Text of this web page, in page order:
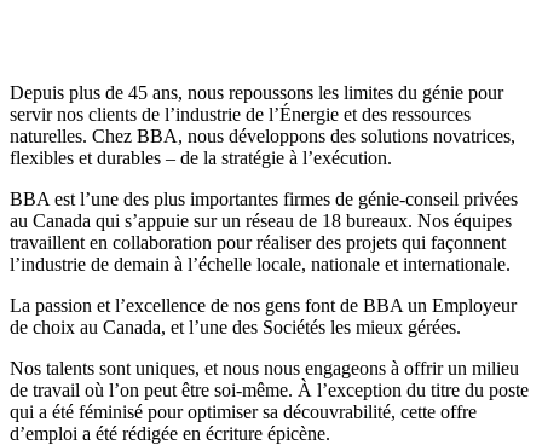
Depuis plus de 45 ans, nous repoussons les limites du génie pour
servir nos clients de l’industrie de l’Énergie et des ressources
naturelles. Chez BBA, nous développons des solutions novatrices,
flexibles et durables – de la stratégie à l’exécution.
BBA est l’une des plus importantes firmes de génie-conseil privées
au Canada qui s’appuie sur un réseau de 18 bureaux. Nos équipes
travaillent en collaboration pour réaliser des projets qui façonnent
l’industrie de demain à l’échelle locale, nationale et internationale.
La passion et l’excellence de nos gens font de BBA un Employeur
de choix au Canada, et l’une des Sociétés les mieux gérées.
Nos talents sont uniques, et nous nous engageons à offrir un milieu
de travail où l’on peut être soi-même. À l’exception du titre du poste
qui a été féminisé pour optimiser sa découvrabilité, cette offre
d’emploi a été rédigée en écriture épicène.